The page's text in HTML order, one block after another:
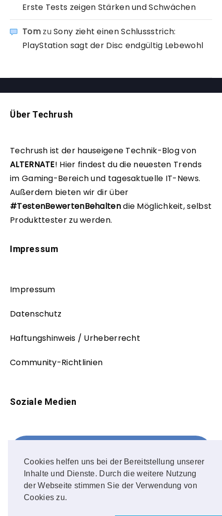
Cookies helfen uns bei der Bereitstellung unserer
Inhalte und Dienste. Durch die weitere Nutzung
der Webseite stimmen Sie der Verwendung von
Cookies zu.
Erste Tests zeigen Stärken und Schwächen
TomzuSony zieht einen Schlussstrich:
PlayStation sagt der Disc endgültig Lebewohl
Über Techrush
Techrush ist der hauseigene Technik-Blog von
ALTERNATE! Hier findest du die neuesten Trends
im Gaming-Bereich und tagesaktuelle IT-News.
Außerdem bieten wir dir über
#TestenBewertenBehaltendie Möglichkeit, selbst
Produkttester zu werden.
Impressum
Impressum
Datenschutz
Haftungshinweis / Urheberrecht
Community-Richtlinien
Soziale Medien
FOLLOW ME!
Instagram
OUR PHOTOS!